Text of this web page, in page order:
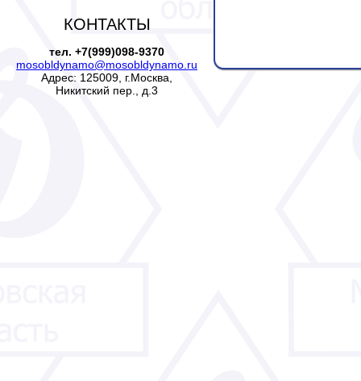
КОНТАКТЫ
тел. +7(999)098-9370
mosobldynamo@mosobldynamo.ru
Адрес: 125009, г.Москва,
Никитский пер., д.3